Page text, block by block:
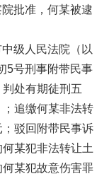
批准，何某被逮
级人民法院（以
5号刑事附带民事
处有期徒刑五
追缴何某非法转
驳回附带民事诉
某犯非法转让土
某犯故意伤害罪